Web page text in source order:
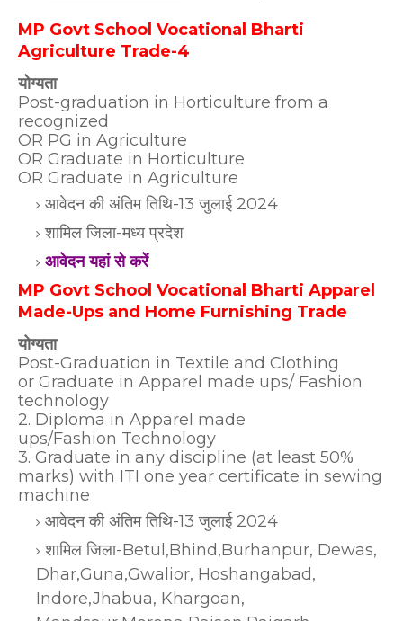
MP Govt School Vocational Bharti
Agriculture Trade-4
योग्यता
Post-graduation in Horticulture from a
recognized
OR PG in Agriculture
OR Graduate in Horticulture
OR Graduate in Agriculture
आवेदन की अंतिम तिथि-13 जुलाई 2024
शामिल जिला-मध्य प्रदेश
आवेदन यहां से करें
MP Govt School Vocational Bharti Apparel
Made-Ups and Home Furnishing Trade
योग्यता
Post-Graduation in Textile and Clothing
or Graduate in Apparel made ups/ Fashion
technology
2. Diploma in Apparel made
ups/Fashion Technology
3. Graduate in any discipline (at least 50%
marks) with ITI one year certificate in sewing
machine
आवेदन की अंतिम तिथि-13 जुलाई 2024
शामिल जिला-Betul,Bhind,Burhanpur, Dewas,
Dhar,Guna,Gwalior, Hoshangabad,
Indore,Jhabua, Khargoan,